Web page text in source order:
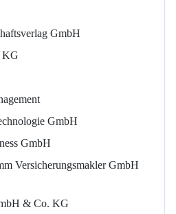
GmbH
KG
GmbH
GmbH
Versicherungsmakler GmbH
& Co. KG